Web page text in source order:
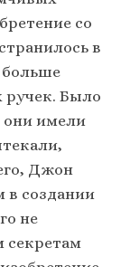
со
в
больше
Было
они имели
Джон
в создании
не
секретам